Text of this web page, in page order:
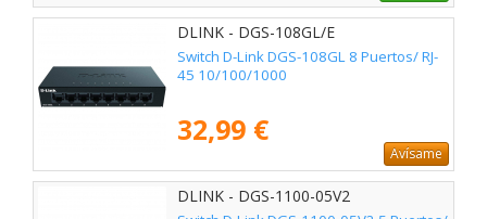
DLINK - DGS-108GL/E
Switch D-Link DGS-108GL 8 Puertos/ RJ-
45 10/100/1000
32,99 €
Avísame
DLINK - DGS-1100-05V2